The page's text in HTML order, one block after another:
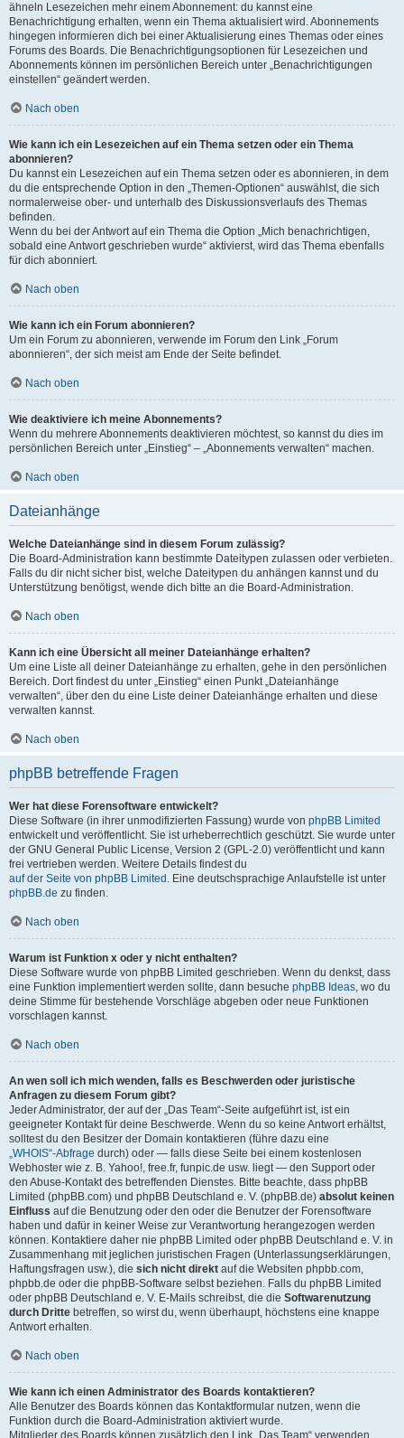
ähneln Lesezeichen mehr einem Abonnement: du kannst eine
Benachrichtigung erhalten, wenn ein Thema aktualisiert wird. Abonnements
hingegen informieren dich bei einer Aktualisierung eines Themas oder eines
Forums des Boards. Die Benachrichtigungsoptionen für Lesezeichen und
Abonnements können im persönlichen Bereich unter „Benachrichtigungen
einstellen“ geändert werden.
Nach oben
Wie kann ich ein Lesezeichen auf ein Thema setzen oder ein Thema
abonnieren?
Du kannst ein Lesezeichen auf ein Thema setzen oder es abonnieren, in dem
du die entsprechende Option in den „Themen-Optionen“ auswählst, die sich
normalerweise ober- und unterhalb des Diskussionsverlaufs des Themas
befinden.
Wenn du bei der Antwort auf ein Thema die Option „Mich benachrichtigen,
sobald eine Antwort geschrieben wurde“ aktivierst, wird das Thema ebenfalls
für dich abonniert.
Nach oben
Wie kann ich ein Forum abonnieren?
Um ein Forum zu abonnieren, verwende im Forum den Link „Forum
abonnieren“, der sich meist am Ende der Seite befindet.
Nach oben
Wie deaktiviere ich meine Abonnements?
Wenn du mehrere Abonnements deaktivieren möchtest, so kannst du dies im
persönlichen Bereich unter „Einstieg“ – „Abonnements verwalten“ machen.
Nach oben
Dateianhänge
Welche Dateianhänge sind in diesem Forum zulässig?
Die Board-Administration kann bestimmte Dateitypen zulassen oder verbieten.
Falls du dir nicht sicher bist, welche Dateitypen du anhängen kannst und du
Unterstützung benötigst, wende dich bitte an die Board-Administration.
Nach oben
Kann ich eine Übersicht all meiner Dateianhänge erhalten?
Um eine Liste all deiner Dateianhänge zu erhalten, gehe in den persönlichen
Bereich. Dort findest du unter „Einstieg“ einen Punkt „Dateianhänge
verwalten“, über den du eine Liste deiner Dateianhänge erhalten und diese
verwalten kannst.
Nach oben
phpBB betreffende Fragen
Wer hat diese Forensoftware entwickelt?
Diese Software (in ihrer unmodifizierten Fassung) wurde von phpBB Limited
entwickelt und veröffentlicht. Sie ist urheberrechtlich geschützt. Sie wurde unter
der GNU General Public License, Version 2 (GPL-2.0) veröffentlicht und kann
frei vertrieben werden. Weitere Details findest du
auf der Seite von phpBB Limited . Eine deutschsprachige Anlaufstelle ist unter
phpBB.de zu finden.
Nach oben
Warum ist Funktion x oder y nicht enthalten?
Diese Software wurde von phpBB Limited geschrieben. Wenn du denkst, dass
eine Funktion implementiert werden sollte, dann besuche phpBB Ideas, wo du
deine Stimme für bestehende Vorschläge abgeben oder neue Funktionen
vorschlagen kannst.
Nach oben
An wen soll ich mich wenden, falls es Beschwerden oder juristische
Anfragen zu diesem Forum gibt?
Jeder Administrator, der auf der „Das Team“-Seite aufgeführt ist, ist ein
geeigneter Kontakt für deine Beschwerde. Wenn du so keine Antwort erhältst,
solltest du den Besitzer der Domain kontaktieren (führe dazu eine
„WHOIS“-Abfrage durch) oder — falls diese Seite bei einem kostenlosen
Webhoster wie z. B. Yahoo!, free.fr, funpic.de usw. liegt — den Support oder
den Abuse-Kontakt des betreffenden Dienstes. Bitte beachte, dass phpBB
Limited (phpBB.com) und phpBB Deutschland e. V. (phpBB.de) absolut keinen
Einfluss auf die Benutzung oder den oder die Benutzer der Forensoftware
haben und dafür in keiner Weise zur Verantwortung herangezogen werden
können. Kontaktiere daher nie phpBB Limited oder phpBB Deutschland e. V. in
Zusammenhang mit jeglichen juristischen Fragen (Unterlassungserklärungen,
Haftungsfragen usw.), die sich nicht direkt auf die Websiten phpbb.com,
phpbb.de oder die phpBB-Software selbst beziehen. Falls du phpBB Limited
oder phpBB Deutschland e. V. E-Mails schreibst, die die Softwarenutzung
durch Dritte betreffen, so wirst du, wenn überhaupt, höchstens eine knappe
Antwort erhalten.
Nach oben
Wie kann ich einen Administrator des Boards kontaktieren?
Alle Benutzer des Boards können das Kontaktformular nutzen, wenn die
Funktion durch die Board-Administration aktiviert wurde.
Mitglieder des Boards können zusätzlich den Link „Das Team“ verwenden.